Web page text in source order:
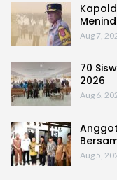
Aug 7,
70
2026
Aug 6,
Aug 5,